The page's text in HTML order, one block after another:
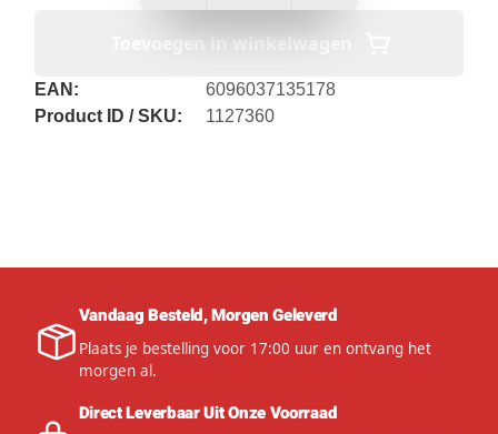
Toevoegen in winkelwagen
EAN:
6096037135178
Product ID / SKU:
1127360
Vandaag Besteld, Morgen Geleverd
Plaats je bestelling voor 17:00 uur en ontvang het
morgen al.
Direct Leverbaar Uit Onze Voorraad